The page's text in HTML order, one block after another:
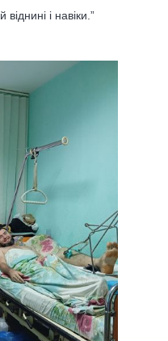
віднині і навіки.”